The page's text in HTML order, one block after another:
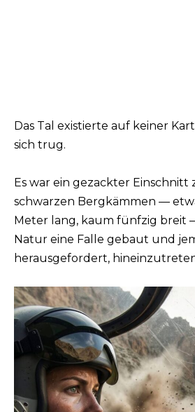
Das Tal existierte auf keiner
sich trug.
Es war ein gezackter Einschnitt
schwarzen Bergkämmen —
Meter lang, kaum fünfzig breit
Natur eine Falle gebaut und
herausgefordert,